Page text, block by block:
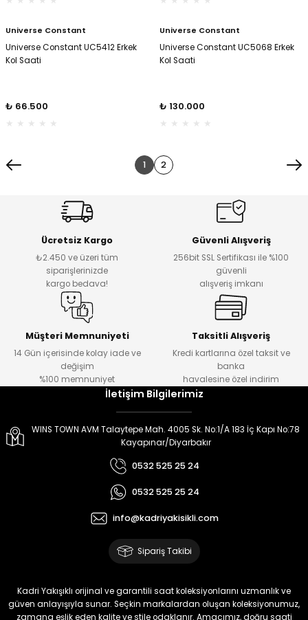
Universe Constant
Universe Constant UC5412 Erkek
Kol Saati
₺ 66.500
Universe Constant
Universe Constant UC5068 Erkek
Kol Saati
₺ 130.000
1 2
Ücretsiz Kargo
₺2.450 ve üzeri tüm
siparişlerinizde
kargo bedava!
Güvenli Alışveriş
256bit SSL Sertifikası ile %100
güvenli
alışveriş imkanı
Müşteri Memnuniyeti
14 Gün içerisinde kolay iade ve
değişim
%100 memnuniyet
Taksitli Alışveriş
Kredi kartlarına özel taksit ve
banka
havalesine özel indirim
İletişim Bilgilerimiz
WINS TOWN AVM Talaytepe Mah. 4005 Sk. No:1/A 183 İç Kapı No:78
Kayapınar/Diyarbakır
0532 525 25 24
0532 525 25 24
info@kadriyakisikli.com
Sipariş Takibi
Kadri Yakışıklı orijinal ve garantili saat koleksiyonlarını uzmanlık ve
güven anlayışıyla sunar. Seçkin markalardan oluşan koleksiyonumuz,
zamana eşlik eden kalite ve stile odaklanır. Amacımız, doğru saati